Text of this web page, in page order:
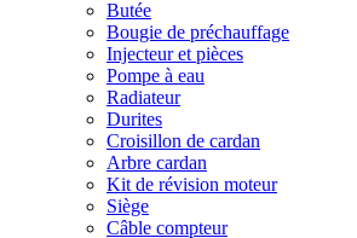
Butée
Bougie de préchauffage
Injecteur et pièces
Pompe à eau
Radiateur
Durites
Croisillon de cardan
Arbre cardan
Kit de révision moteur
Siège
Câble compteur